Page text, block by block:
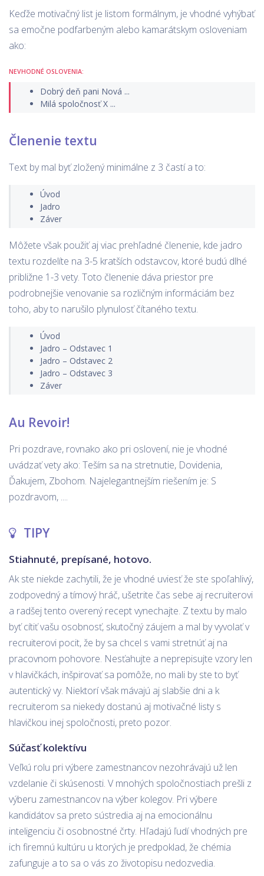
Keďže motivačný list je listom formálnym, je vhodné vyhýbať
sa emočne podfarbeným alebo kamarátskym osloveniam
ako:
NEVHODNÉ OSLOVENIA:
Dobrý deň pani Nová ...
Milá spoločnosť X ...
Členenie textu
Text by mal byť zložený minimálne z 3 častí a to:
Úvod
Jadro
Záver
Môžete však použiť aj viac prehľadné členenie, kde jadro
textu rozdelíte na 3-5 kratších odstavcov, ktoré budú dlhé
približne 1-3 vety. Toto členenie dáva priestor pre
podrobnejšie venovanie sa rozličným informáciám bez
toho, aby to narušilo plynulosť čítaného textu.
Úvod
Jadro – Odstavec 1
Jadro – Odstavec 2
Jadro – Odstavec 3
Záver
Au Revoir!
Pri pozdrave, rovnako ako pri oslovení, nie je vhodné
uvádzať vety ako: Teším sa na stretnutie, Dovidenia,
Ďakujem, Zbohom. Najelegantnejším riešením je: S
pozdravom, ....
TIPY
Stiahnuté, prepísané, hotovo.
Ak ste niekde zachytili, že je vhodné uviesť že ste spoľahlivý,
zodpovedný a tímový hráč, ušetrite čas sebe aj recruiterovi
a radšej tento overený recept vynechajte. Z textu by malo
byť cítiť vašu osobnosť, skutočný záujem a mal by vyvolať v
recruiterovi pocit, že by sa chcel s vami stretnúť aj na
pracovnom pohovore. Nesťahujte a neprepisujte vzory len
v hlavičkách, inšpirovať sa pomôže, no mali by ste to byť
autentický vy. Niektorí však mávajú aj slabšie dni a k
recruiterom sa niekedy dostanú aj motivačné listy s
hlavičkou inej spoločnosti, preto pozor.
Súčasť kolektívu
Veľkú rolu pri výbere zamestnancov nezohrávajú už len
vzdelanie či skúsenosti. V mnohých spoločnostiach prešli z
výberu zamestnancov na výber kolegov. Pri výbere
kandidátov sa preto sústredia aj na emocionálnu
inteligenciu či osobnostné črty. Hľadajú ľudí vhodných pre
ich firemnú kultúru u ktorých je predpoklad, že chémia
zafunguje a to sa o vás zo životopisu nedozvedia.